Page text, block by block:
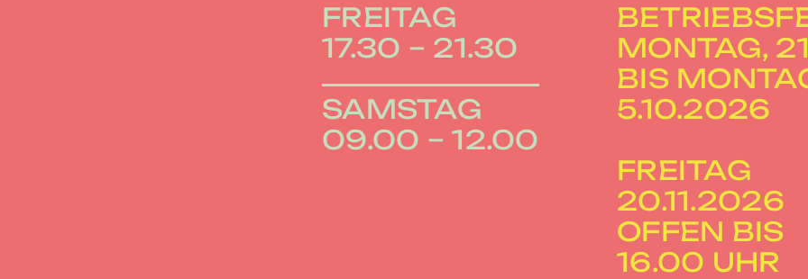
FREITAG
17.30 – 21.30
SAMSTAG
09.00 – 12.00
MONTAG,
BIS
5.10.2026
FREITAG
20.11.2026
OFFEN BIS
16.00 UHR